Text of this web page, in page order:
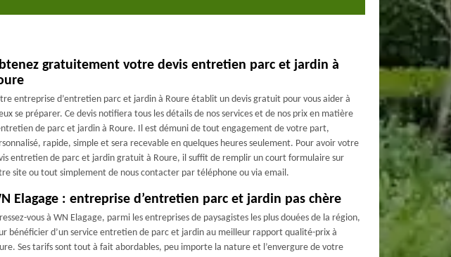
gratuitement votre devis entretien parc et jardin à
entreprise d’entretien parc et jardin à Roure établit un devis gratuit pour vous aider à
se préparer. Ce devis notifiera tous les détails de nos services et de nos prix en matière
de parc et jardin à Roure. Il est démuni de tout engagement de votre part,
rapide, simple et sera recevable en quelques heures seulement. Pour avoir votre
entretien de parc et jardin gratuit à Roure, il suffit de remplir un court formulaire sur
site ou tout simplement de nous contacter par téléphone ou via email.
Elagage : entreprise d’entretien parc et jardin pas chère
vous à WN Elagage, parmi les entreprises de paysagistes les plus douées de la région,
bénéficier d’un service entretien de parc et jardin au meilleur rapport qualité-prix à
Ses tarifs sont tout à fait abordables, peu importe la nature et l’envergure de votre